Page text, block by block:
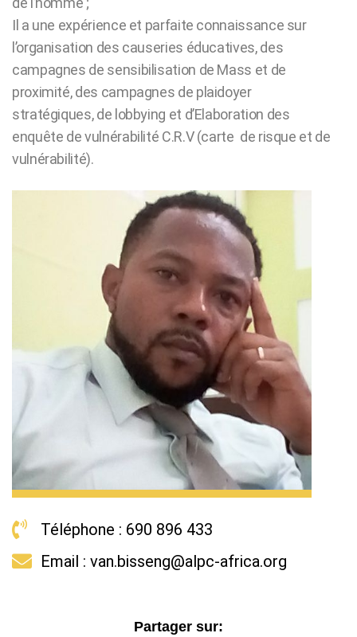
Il a une expérience et parfaite connaissance sur
l’organisation des causeries éducatives, des
campagnes de sensibilisation de Mass et de
proximité, des campagnes de plaidoyer
stratégiques, de lobbying et d’Elaboration des
enquête de vulnérabilité C.R.V (carte de risque et de
vulnérabilité).
Téléphone : 690 896 433
Email : van.bisseng@alpc-africa.org
Partager sur: